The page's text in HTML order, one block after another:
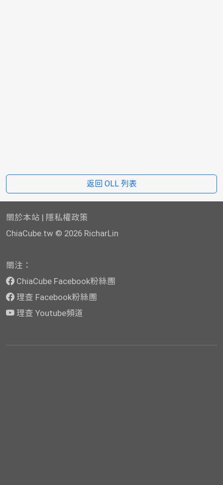
返回 OLL 列表
關於本站 | 隱私權政策
ChiaCube.tw © 2026 RicharLin
關注：
ChiaCube Facebook粉絲團
理查 Facebook粉絲團
理查 Youtube頻道